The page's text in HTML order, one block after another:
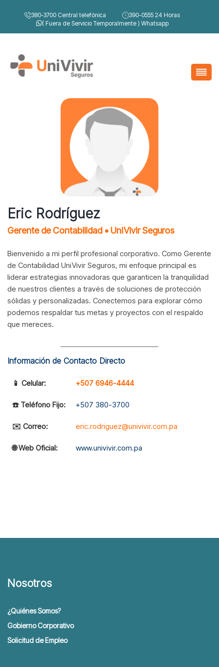
380-3700 Central telefónica 390-0555 24 Horas
( Fuera de Servicio Temporalmente ) Whatsapp
Eric Rodríguez
Gerente de Contabilidad • UniVivir Seguros
Bienvenido a mi perfil profesional corporativo. Como Gerente
de Contabilidad UniVivir Seguros, mi enfoque principal es
liderar estrategias innovadoras que garanticen la tranquilidad
de nuestros clientes a través de soluciones de protección
sólidas y personalizadas. Conectemos para explorar cómo
podemos respaldar tus metas y proyectos con el respaldo
que mereces.
Información de Contacto Directo
📱 Celular: +507 6946-4444
☎️ Teléfono Fijo: +507 380-3700
✉️ Correo: eric.rodriguez@univivir.com.pa
🌐 Web Oficial: www.univivir.com.pa
Nosotros
¿Quiénes Somos?
Gobierno Corporativo
Solicitud de Empleo